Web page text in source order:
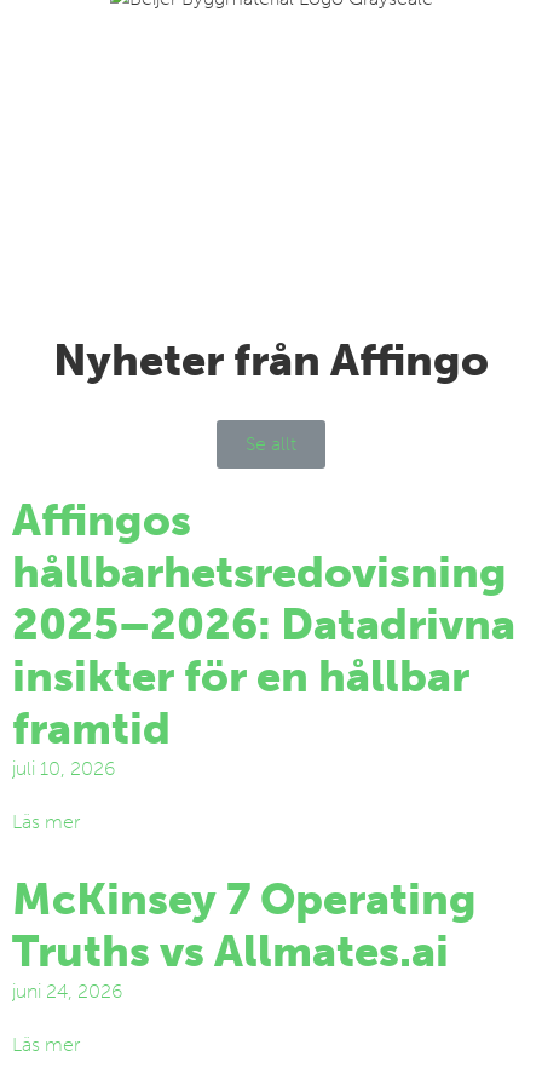
Nyheter från Affingo
Se allt
Affingos
hållbarhetsredovisning
2025–2026: Datadrivna
insikter för en hållbar
framtid
juli 10, 2026
Läs mer
McKinsey 7 Operating
Truths vs Allmates.ai
juni 24, 2026
Läs mer